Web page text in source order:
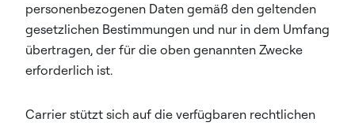
personenbezogenen Daten gemäß den geltenden
gesetzlichen Bestimmungen und nur in dem Umfang
übertragen, der für die oben genannten Zwecke
erforderlich ist.
Carrier stützt sich auf die verfügbaren rechtlichen